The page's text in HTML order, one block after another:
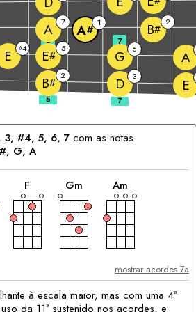
B# 2 D 3 E
E #4 E# 5 G 6 A
A 7 A# 1 B# 2
5 7
3, #4, 5, 6, 7com as notas
G, A
F
acorde
Gm
acorde
Am
acorde
mostrar acordes 7a
à escala maior, mas com uma 4ª
da 11ª sustenido nos acordes, e